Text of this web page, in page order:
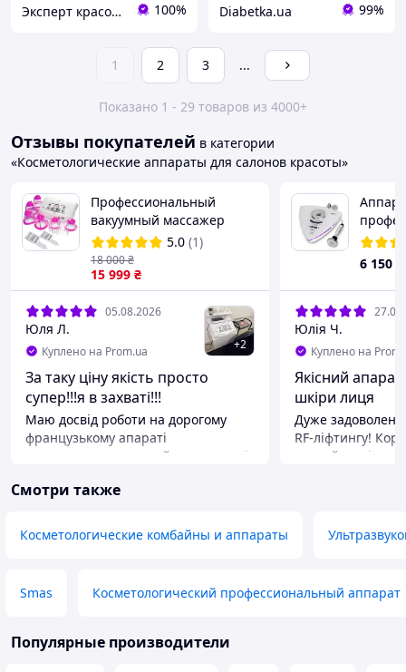
Эксперт красоты 100% Diabetka.ua 99%
1 2 3 ...
Показано 1 - 29 товаров из 4000+
Отзывы покупателей в категории
«Косметологические аппараты для салонов красоты»
Профессиональный
вакуумный массажер
Foton IB-80805.0 (1)
15 999 ₴
18 000₴
05.08.2026
Юля Л.
Куплено на Prom.ua +2
За таку ціну якість просто
супер!!!я в захваті!!!
Маю досвід роботи на дорогому
французькому апараті
«старвак»купувала цей через схожі
більше ніж задоволена!!!а додаткові
супер результат
Недостатки
лица,
6 150
Юлія Ч.
Куплено на
Якісний апарат
шкіри лиця
Дуже
RF-ліфтингу!
деякий час і
змінюються
проходить
походи до
Смотри также
Косметологические комбайны и аппараты
Smas Косметологический профессиональный аппарат
Популярные производители